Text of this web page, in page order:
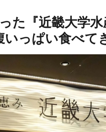
た『近畿大学
っぱい食べて